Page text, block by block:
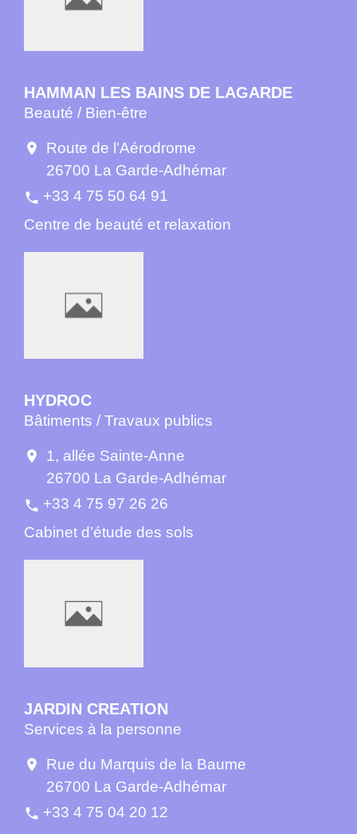
HAMMAN LES BAINS DE LAGARDE
Beauté / Bien-être
location_on
Route de l'Aérodrome
26700 La Garde-Adhémar
phone +33 4 75 50 64 91
Centre de beauté et relaxation
HYDROC
Bâtiments / Travaux publics
location_on
1, allée Sainte-Anne
26700 La Garde-Adhémar
phone +33 4 75 97 26 26
Cabinet d’étude des sols
JARDIN CREATION
Services à la personne
location_on
Rue du Marquis de la Baume
26700 La Garde-Adhémar
phone +33 4 75 04 20 12